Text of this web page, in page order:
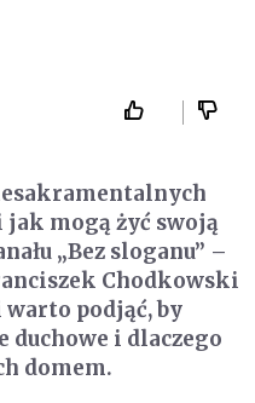
mogą żyć swoją
„Bez sloganu” –
Chodkowski
podjąć, by
duchowe i dlaczego
domem.